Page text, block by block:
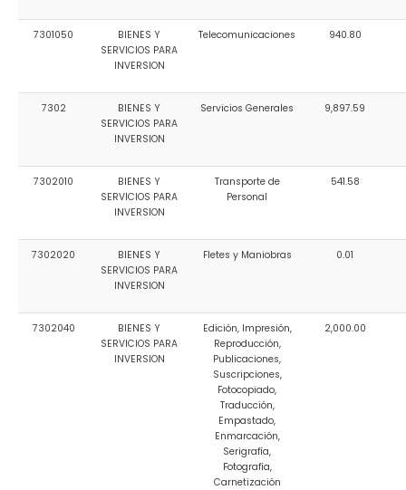
7301050
BIENES Y
SERVICIOS PARA
INVERSION
Telecomunicaciones 940.80
7302
BIENES Y
SERVICIOS PARA
INVERSION
Servicios Generales 9,897.59
7302010
BIENES Y
SERVICIOS PARA
INVERSION
Transporte de
Personal
541.58
7302020
BIENES Y
SERVICIOS PARA
INVERSION
Fletes y Maniobras 0.01
7302040
BIENES Y
SERVICIOS PARA
INVERSION
Edición, Impresión,
Reproducción,
Publicaciones,
Suscripciones,
Fotocopiado,
Traducción,
Empastado,
Enmarcación,
Serigrafía,
Fotografía,
Carnetización
2,000.00